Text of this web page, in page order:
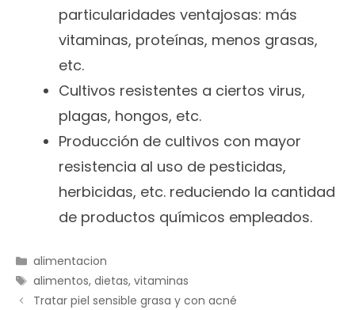
particularidades ventajosas: más
vitaminas, proteínas, menos grasas,
etc.
Cultivos resistentes a ciertos virus,
plagas, hongos, etc.
Producción de cultivos con mayor
resistencia al uso de pesticidas,
herbicidas, etc. reduciendo la cantidad
de productos químicos empleados.
Categorías
alimentacion
Etiquetas
alimentos,dietas,vitaminas
Tratar piel sensible grasa y con acné